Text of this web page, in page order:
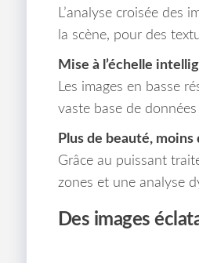
L’analyse croisée des
la scène, pour des
Mise à l’échelle
Les images en basse
vaste base de
Plus de beauté,
Grâce au puissant
zones et une analyse
Des images